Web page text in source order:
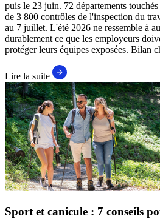
puis le 23 juin. 72 départements
de 3 800 contrôles de l'inspection du
au 7 juillet. L'été 2026 ne ressemble à
durablement ce que les employeurs
protéger leurs équipes exposées. Bilan
Lire la suite
Sport et canicule : 7 conseils